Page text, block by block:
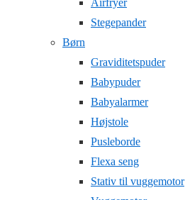
Airfryer
Stegepander
Børn
Graviditetspuder
Babypuder
Babyalarmer
Højstole
Pusleborde
Flexa seng
Stativ til vuggemotor